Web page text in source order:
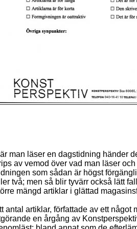
man läser en dagstidning händer
av vemod över vad man läser
som sådan är högst
två; men så blir tyvärr också lätt
mängd artiklar i glättad
antal artiklar, författade av ett något
en årgång av